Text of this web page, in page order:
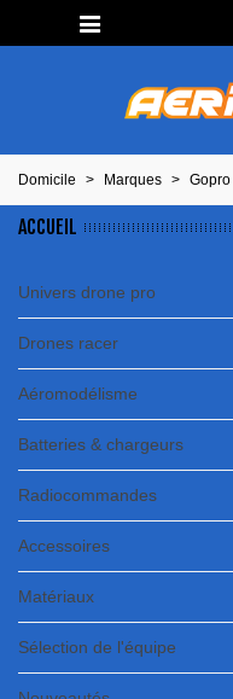
Domicile > Marques > Gopro
ACCUEIL
Univers drone pro
Drones racer
Aéromodélisme
Batteries & chargeurs
Radiocommandes
Accessoires
Matériaux
Sélection de l'équipe